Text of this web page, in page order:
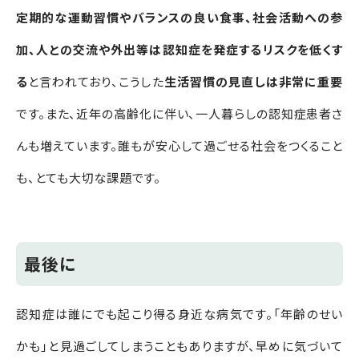
定期的な運動習慣やバランスの良い食事、社会活動への参
加、人との交流や外出等は認知症を発症するリスクを低くす
る と言われており、こうした生活習慣の見直しは非常に重要
です。また、近年の高齢化に伴い、一人暮らしの認知症患者さ
んも増えています。誰もが安心して過ごせる社会をつくること
も、とても大切な課題です。
最後に
認知症は誰にでも起こり得る身近な病気です。「年齢のせい
かも」と見過ごしてしまうこともありますが、早めに気づいて